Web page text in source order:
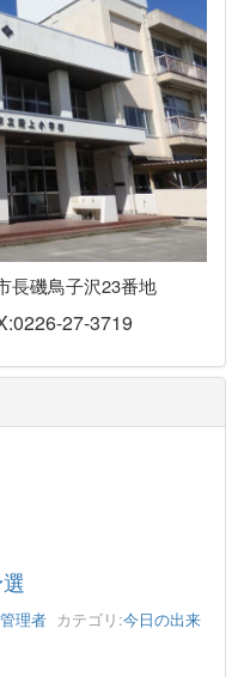
長磯鳥子沢23番地
27-3719
理者 カテゴリ:今日の出来